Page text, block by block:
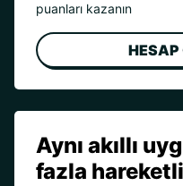
puanları kazanın
HESAP
Aynı akıllı
fazla